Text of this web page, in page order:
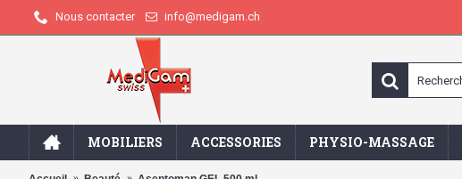
Nous contacter info@medigam.ch
MOBILIERS ACCESSORIES PHYSIO-MASSAGE